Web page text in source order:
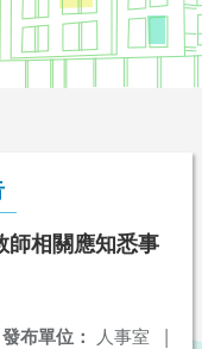
師相關應知悉事
發布單位： 人事室 |